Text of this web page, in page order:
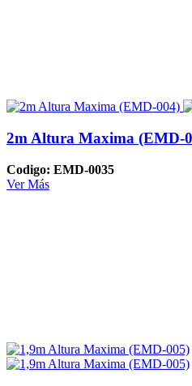
2m Altura Maxima (EMD-
Codigo: EMD-0035
Ver Más